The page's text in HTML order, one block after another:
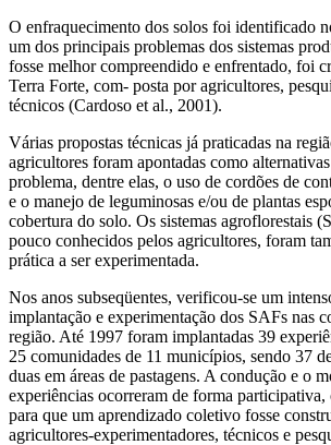
O enfraquecimento dos solos foi identificado
um dos principais problemas dos sistemas
fosse melhor compreendido e enfrentado, foi
Terra Forte, com- posta por agricultores,
técnicos (Cardoso et al., 2001).
Várias propostas técnicas já praticadas na
agricultores foram apontadas como
problema, dentre elas, o uso de cordões de
e o manejo de leguminosas e/ou de plantas
cobertura do solo. Os sistemas agroflorestais
pouco conhecidos pelos agricultores, foram
prática a ser experimentada.
Nos anos subseqüentes, verificou-se um
implantação e experimentação dos SAFs nas
região. Até 1997 foram implantadas 39
25 comunidades de 11 municípios, sendo 37
duas em áreas de pastagens. A condução e o
experiências ocorreram de forma participativa,
para que um aprendizado coletivo fosse
agricultores-experimentadores, técnicos e